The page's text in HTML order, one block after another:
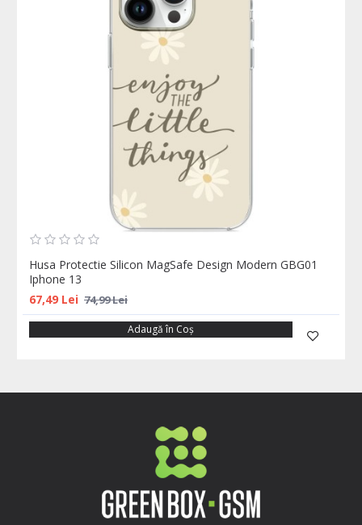
Husa Protectie Silicon MagSafe Design Modern GBG01
Iphone 13
67,49 Lei 74,99 Lei
Adaugă în Coş